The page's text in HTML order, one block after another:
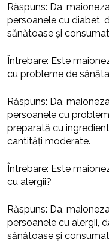
Răspuns: Da,
persoanele cu diabet,
sănătoase și
Întrebare: Este
cu probleme de
Răspuns: Da,
persoanele cu
preparată cu
cantități moderate.
Întrebare: Este
cu alergii?
Răspuns: Da,
persoanele cu alergii,
sănătoase și